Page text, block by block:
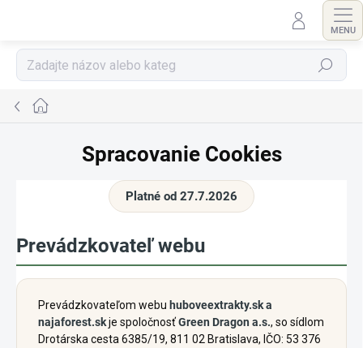
Hľadať
Domov
Spracovanie Cookies
Platné od 27.7.2026
Prevádzkovateľ webu
Prevádzkovateľom webu huboveextrakty.sk a
najaforest.skje spoločnosťGreen Dragon a.s., so sídlom
Drotárska cesta 6385/19, 811 02 Bratislava, IČO: 53 376